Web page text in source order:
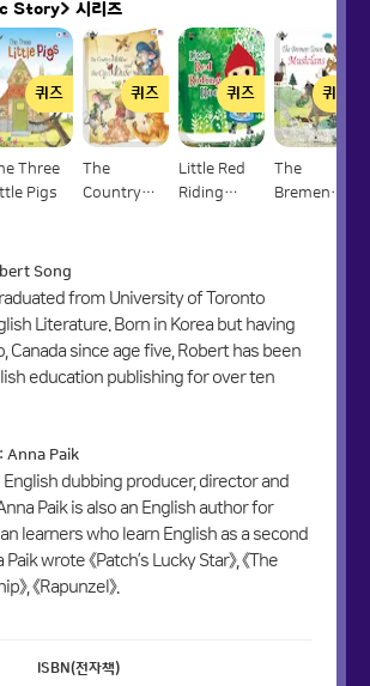
Story> 시리즈
퀴즈
Three
Pigs
퀴즈
The
Country
퀴즈
Little Red
Riding
퀴즈
The
Bremen
Song
from University of Toronto
Literature. Born in Korea but having
Canada since age five, Robert has been
education publishing for over ten
Anna Paik
English dubbing producer, director and
Paik is also an English author for
learners who learn English as a second
wrote 《Patch’s Lucky Star》, 《The
, 《Rapunzel》.
ISBN(전자책)